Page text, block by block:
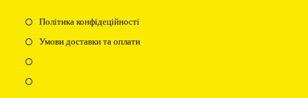
Політика конфідеційності
Умови доставки та оплати